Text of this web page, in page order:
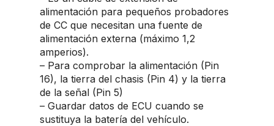
alimentación para pequeños probadores
de CC que necesitan una fuente de
alimentación externa (máximo 1,2
amperios).
– Para comprobar la alimentación (Pin
16), la tierra del chasis (Pin 4) y la tierra
de la señal (Pin 5)
– Guardar datos de ECU cuando se
sustituya la batería del vehículo.